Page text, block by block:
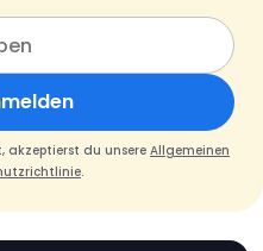
akzeptierst du unsere Allgemeinen
.